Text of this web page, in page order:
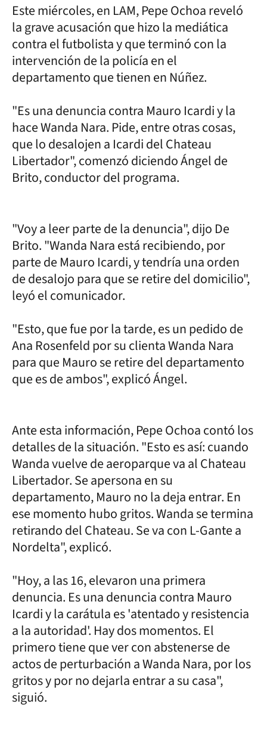
Este miércoles, en LAM, Pepe Ochoa reveló
la grave acusación que hizo la mediática
contra el futbolista y que terminó con la
intervención de la policía en el
departamento que tienen en Núñez.
"Es una denuncia contra Mauro Icardi y la
hace Wanda Nara. Pide, entre otras cosas,
que lo desalojen a Icardi del Chateau
Libertador", comenzó diciendo Ángel de
Brito, conductor del programa.
"Voy a leer parte de la denuncia", dijo De
Brito. "Wanda Nara está recibiendo, por
parte de Mauro Icardi, y tendría una orden
de desalojo para que se retire del domicilio",
leyó el comunicador.
"Esto, que fue por la tarde, es un pedido de
Ana Rosenfeld por su clienta Wanda Nara
para que Mauro se retire del departamento
que es de ambos", explicó Ángel.
Ante esta información, Pepe Ochoa contó los
detalles de la situación. "Esto es así: cuando
Wanda vuelve de aeroparque va al Chateau
Libertador. Se apersona en su
departamento, Mauro no la deja entrar. En
ese momento hubo gritos. Wanda se termina
retirando del Chateau. Se va con L-Gante a
Nordelta", explicó.
"Hoy, a las 16, elevaron una primera
denuncia. Es una denuncia contra Mauro
Icardi y la carátula es 'atentado y resistencia
a la autoridad'. Hay dos momentos. El
primero tiene que ver con abstenerse de
actos de perturbación a Wanda Nara, por los
gritos y por no dejarla entrar a su casa",
siguió.